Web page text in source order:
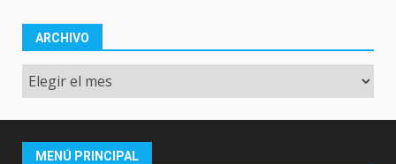
ARCHIVO
Archivo
MENÚ PRINCIPAL